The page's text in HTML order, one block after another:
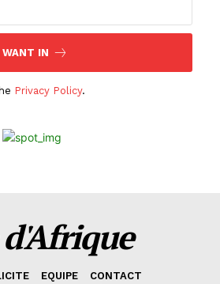
WANT IN
Privacy Policy.
EQUIPE
CONTACT